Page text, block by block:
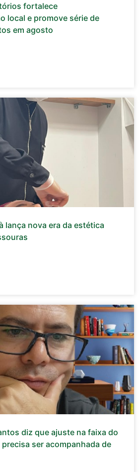
fortalece
local e promove série de
em agosto
lança nova era da estética
diz que ajuste na faixa do
ser acompanhada de